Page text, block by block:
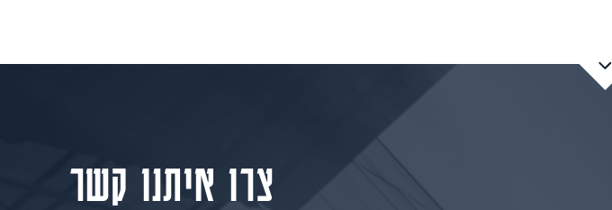
צרו איתנו קשר